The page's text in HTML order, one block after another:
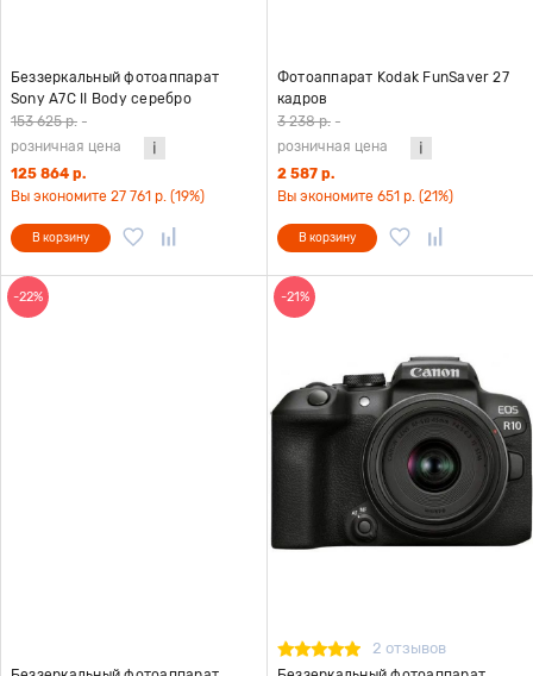
Беззеркальный фотоаппарат
Sony A7С II Body серебро
153 625 р. -
розничная цена
125 864 р.
Вы экономите 27 761 р. (19%)
В корзину
Фотоаппарат Kodak FunSaver 27
кадров
3 238 р. -
розничная цена
2 587 р.
Вы экономите 651 р. (21%)
В корзину
-22% -21%
2 отзывов